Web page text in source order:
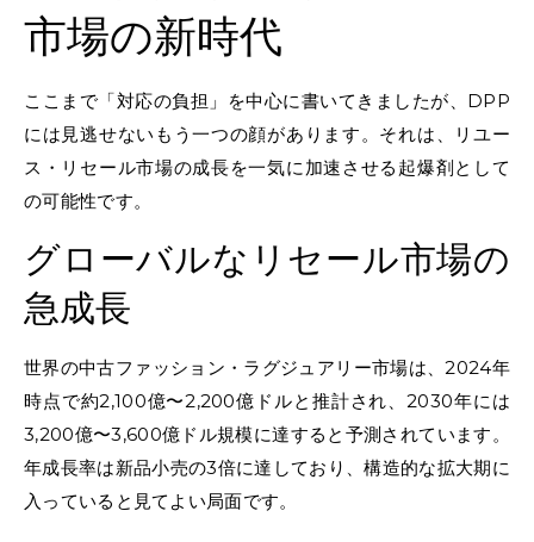
市場の新時代
ここまで「対応の負担」を中心に書いてきましたが、DPP
には見逃せないもう一つの顔があります。それは、リユー
ス・リセール市場の成長を一気に加速させる起爆剤として
の可能性です。
グローバルなリセール市場の
急成長
世界の中古ファッション・ラグジュアリー市場は、2024年
時点で約2,100億〜2,200億ドルと推計され、2030年には
3,200億〜3,600億ドル規模に達すると予測されています。
年成長率は新品小売の3倍に達しており、構造的な拡大期に
入っていると見てよい局面です。